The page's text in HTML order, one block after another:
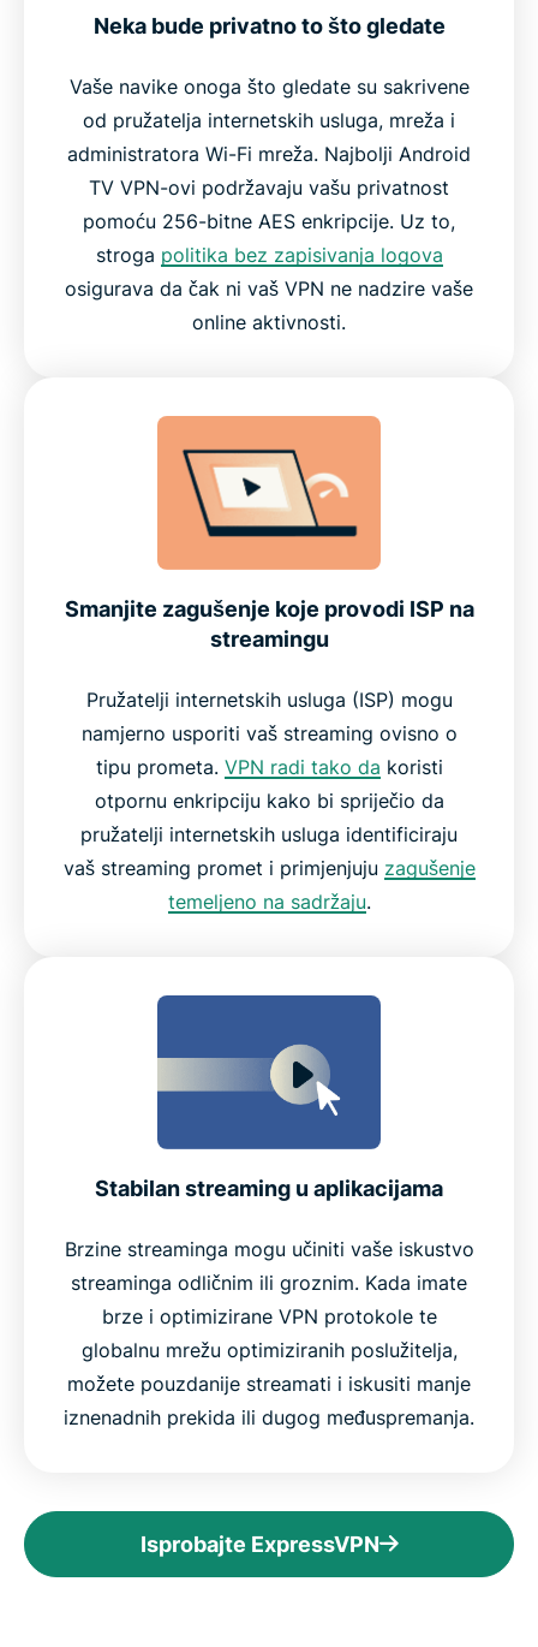
Često postavljana pitanja
Isprobajte bez rizika ExpressVPN na svojem
Android TV-u već danas
Neka bude privatno to što gledate
Vaše navike onoga što gledate su sakrivene
od pružatelja internetskih usluga, mreža i
administratora Wi-Fi mreža. Najbolji Android
TV VPN-ovi podržavaju vašu privatnost
pomoću 256-bitne AES enkripcije. Uz to,
stroga politika bez zapisivanja logova
osigurava da čak ni vaš VPN ne nadzire vaše
online aktivnosti.
Smanjite zagušenje koje provodi ISP na
streamingu
Pružatelji internetskih usluga (ISP) mogu
namjerno usporiti vaš streaming ovisno o
tipu prometa. VPN radi tako da koristi
otpornu enkripciju kako bi spriječio da
pružatelji internetskih usluga identificiraju
vaš streaming promet i primjenjuju zagušenje
temeljeno na sadržaju.
Stabilan streaming u aplikacijama
Brzine streaminga mogu učiniti vaše iskustvo
streaminga odličnim ili groznim. Kada imate
brze i optimizirane VPN protokole te
globalnu mrežu optimiziranih poslužitelja,
možete pouzdanije streamati i iskusiti manje
iznenadnih prekida ili dugog međuspremanja.
Isprobajte ExpressVPN